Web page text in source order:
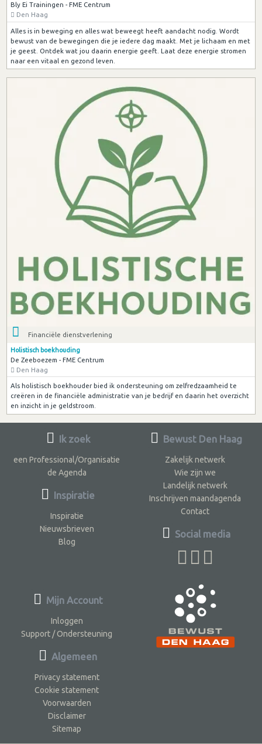
Bly Ei Trainingen - FME Centrum
Den Haag
Alles is in beweging en alles wat beweegt heeft aandacht nodig. Wordt
bewust van de bewegingen die je iedere dag maakt. Met je lichaam en met
je geest. Ontdek wat jou daarin energie geeft. Laat deze energie stromen
naar een vitaal en gezond leven.
Financiële dienstverlening
Holistisch boekhouding
De Zeeboezem - FME Centrum
Den Haag
Als holistisch boekhouder bied ik ondersteuning om zelfredzaamheid te
creëren in de financiële administratie van je bedrijf en daarin het overzicht
en inzicht in je geldstroom.
Ik zoek
een Professional/Organisatie
de Agenda
Inspiratie
Inspiratie
Nieuwsbrieven
Blog
Bewust Den Haag
Zakelijk netwerk
Wie zijn we
Landelijk netwerk
Inschrijven maandagenda
Contact
Social media
Mijn Account
Inloggen
Support / Ondersteuning
Algemeen
Privacy statement
Cookie statement
Voorwaarden
Disclaimer
Sitemap